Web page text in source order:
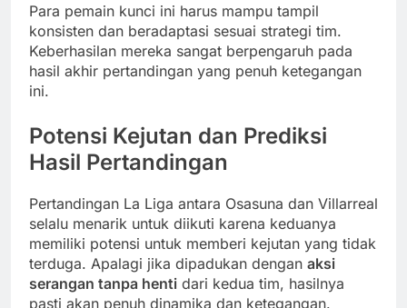
Para pemain kunci ini harus mampu tampil
konsisten dan beradaptasi sesuai strategi tim.
Keberhasilan mereka sangat berpengaruh pada
hasil akhir pertandingan yang penuh ketegangan
ini.
Potensi Kejutan dan Prediksi
Hasil Pertandingan
Pertandingan La Liga antara Osasuna dan Villarreal
selalu menarik untuk diikuti karena keduanya
memiliki potensi untuk memberi kejutan yang tidak
terduga. Apalagi jika dipadukan dengan aksi
serangan tanpa henti dari kedua tim, hasilnya
pasti akan penuh dinamika dan ketegangan.